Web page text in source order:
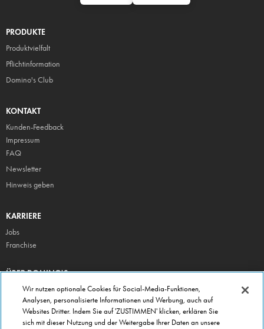
PRODUKTE
Produktvielfalt
Pflichtinformation
Domino's Club
KONTAKT
Kunden-Feedback
Impressum
FAQ
Newsletter
Hinweis geben
KARRIERE
Jobs
Franchise
ÜBER DOMINO'S
Storesuche
Presse
Domino's App
Wir nutzen optionale Cookies für Social-Media-Funktionen,
Analysen, personalisierte Informationen und Werbung, auch auf
Websites Dritter. Indem Sie auf 'ZUSTIMMEN' klicken, erklären Sie
sich mit dieser Nutzung und der Weitergabe Ihrer Daten an unsere